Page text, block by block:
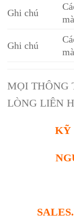
Ghi chú
Ghi chú
MỌI THÔNG
LÒNG LIÊN
KỸ